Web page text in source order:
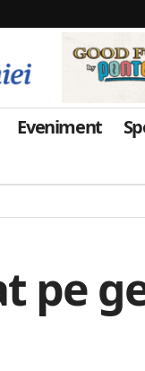
Eveniment
pe